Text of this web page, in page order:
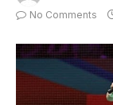
No Comments